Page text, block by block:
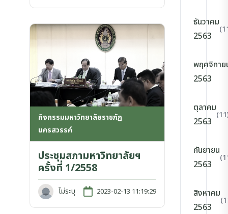
กิจกรรมมหาวิทยาลัยราชภัฏ
นครสวรรค์
ประชุมสภามหาวิทยาลัยฯ
ครั้งที่ 1/2558
ไม่ระบุ 2023-02-13 11:19:29
ธันวาคม
2563
พฤศจิกาย
2563
ตุลาคม
2563
กันยายน
2563
สิงหาคม
2563